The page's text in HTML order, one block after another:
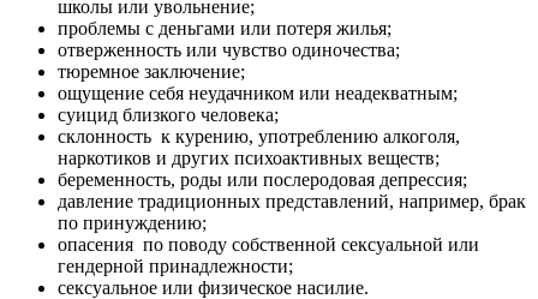
школы или увольнение;
проблемы с деньгами или потеря жилья;
отверженность или чувство одиночества;
тюремное заключение;
ощущение себя неудачником или неадекватным;
суицид близкого человека;
склонность к курению, употреблению алкоголя,
наркотиков и других психоактивных веществ;
беременность, роды или послеродовая депрессия;
давление традиционных представлений, например, брак
по принуждению;
опасения по поводу собственной сексуальной или
гендерной принадлежности;
сексуальное или физическое насилие.